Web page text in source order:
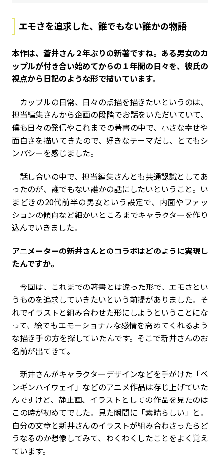
エモさを追求した、誰でもない誰かの物語
――本作は、蒼井さん２年ぶりの新著ですね。ある男女のカ
ップルが付き合い始めてからの１年間の日々を、彼氏の
視点から日記のような形で描いています。
カップルの日常、日々の点描を描きたいというのは、
担当編集さんから企画の段階でお話をいただいていて、
僕も日々の発信やこれまでの著書の中で、小さな幸せや
面白さを描いてきたので、好きなテーマだし、とてもシ
ンパシーを感じました。
話し合いの中で、担当編集さんとも共通認識としてあ
ったのが、誰でもない誰かの話にしたいということ。い
まどきの20代前半の男女という設定で、内面やファッ
ションの傾向など細かいところまでキャラクターを作り
込んでいきました。
――アニメーターの新井さんとのコラボはどのように実現し
たんですか。
今回は、これまでの著書とは違った形で、エモさとい
うものを追求していきたいという前提がありました。そ
れでイラストと組み合わせた形にしようということにな
って、絵でもエモーショナルな感情を高めてくれるよう
な描き手の方を探していたんです。そこで新井さんのお
名前が出てきて。
新井さんがキャラクターデザインなどを手がけた「ペ
ンギンハイウェイ」などのアニメ作品は存じ上げていた
んですけど、静止画、イラストとしての作品を見たのは
この時が初めてでした。見た瞬間に「素晴らしい」と。
自分の文章と新井さんのイラストが組み合わさったらど
うなるのか想像してみて、わくわくしたことをよく覚え
ています。